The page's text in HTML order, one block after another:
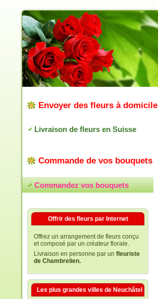
Envoyer des fleurs à domicile
Livraison de fleurs en Suisse
Commande de vos bouquets
Commandez vos bouquets
Offrir des fleurs par Internet
Offrez un arrangement de fleurs conçu
et composé par un créateur florale.
Livraison en personne par un fleuriste
de Chambrelien.
Les plus grandes villes de Neuchâtel